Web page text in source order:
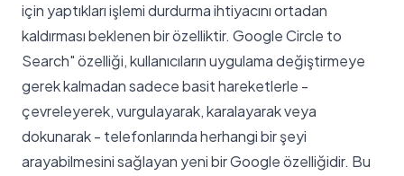
için yaptıkları işlemi durdurma ihtiyacını ortadan
kaldırması beklenen bir özelliktir. Google Circle to
Search" özelliği, kullanıcıların uygulama değiştirmeye
gerek kalmadan sadece basit hareketlerle -
çevreleyerek, vurgulayarak, karalayarak veya
dokunarak - telefonlarında herhangi bir şeyi
arayabilmesini sağlayan yeni bir Google özelliğidir. Bu